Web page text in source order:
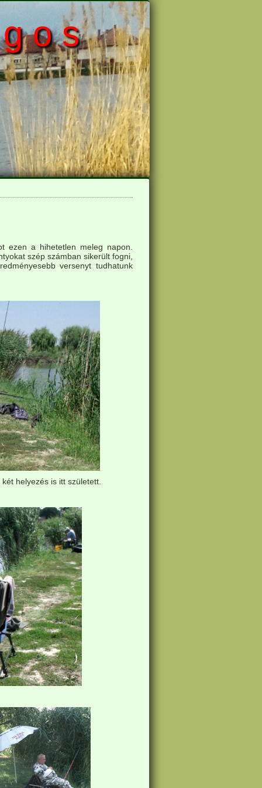
o s
ezen a hihetetlen meleg napon.
szép számban sikerült fogni,
versenyt tudhatunk
helyezés is itt született.